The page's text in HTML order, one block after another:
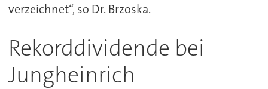
verzeichnet“, so Dr. Brzoska.
Rekorddividende bei
Jungheinrich